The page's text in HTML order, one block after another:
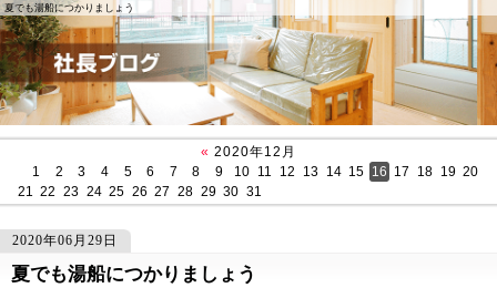
夏でも湯船につかりましょう
« 2020年12月
1
2 3 4 5 6 7 8 9 10 11 12 13 14 15 16 17 18 19 20
21 22 23 24 25 26 27 28 29 30 31
2020年06月29日
夏でも湯船につかりましょう
「おうちとリモートワーク」
「畳のお話」